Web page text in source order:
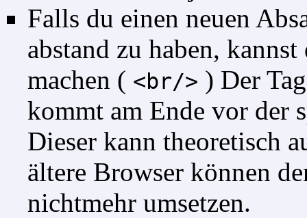
Falls du einen neuen
abstand zu haben,
machen ( <br/> ) Der
kommt am Ende vor der
Dieser kann theoretisch
ältere Browser können
nichtmehr umsetzen.